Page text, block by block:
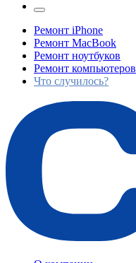
Ремонт iPhone
Ремонт MacBook
Ремонт ноутбуков
Ремонт компьютеров
Что случилось?